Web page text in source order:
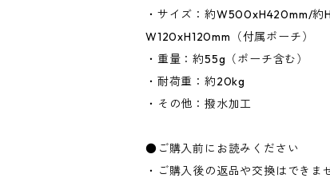
・サイズ：約W500xH420mm/約
W120xH120mm（付属ポーチ）
・重量：約55g（ポーチ含む）
・耐荷重：約20kg
・その他：撥水加工
●ご購入前にお読みください
・ご購入後の返品や交換はできま